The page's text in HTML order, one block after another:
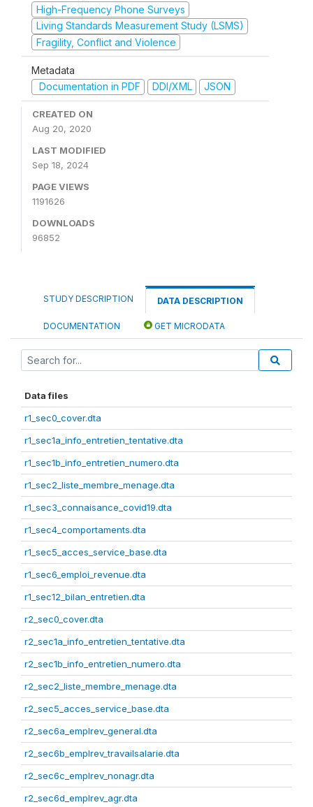
High-Frequency Phone Surveys
Living Standards Measurement Study (LSMS)
Fragility, Conflict and Violence
Metadata
Documentation in PDF
DDI/XML JSON
CREATED ON
Aug 20, 2020
LAST MODIFIED
Sep 18, 2024
PAGE VIEWS
1191626
DOWNLOADS
96852
STUDY DESCRIPTION DATA DESCRIPTION
DOCUMENTATION GET MICRODATA
Data files
r1_sec0_cover.dta
r1_sec1a_info_entretien_tentative.dta
r1_sec1b_info_entretien_numero.dta
r1_sec2_liste_membre_menage.dta
r1_sec3_connaisance_covid19.dta
r1_sec4_comportaments.dta
r1_sec5_acces_service_base.dta
r1_sec6_emploi_revenue.dta
r1_sec12_bilan_entretien.dta
r2_sec0_cover.dta
r2_sec1a_info_entretien_tentative.dta
r2_sec1b_info_entretien_numero.dta
r2_sec2_liste_membre_menage.dta
r2_sec5_acces_service_base.dta
r2_sec6a_emplrev_general.dta
r2_sec6b_emplrev_travailsalarie.dta
r2_sec6c_emplrev_nonagr.dta
r2_sec6d_emplrev_agr.dta